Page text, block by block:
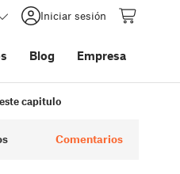
Iniciar sesión
Blog Empresa
capitulo
Comentarios